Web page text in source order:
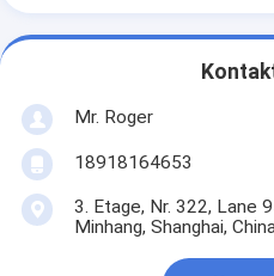
Mr. Roger
18918164653
3. Etage, Nr. 322, Lane
Minhang, Shanghai,